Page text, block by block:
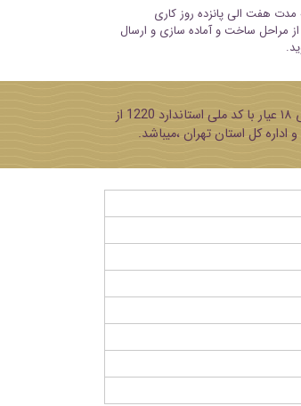
هفت الی پانزده روز کاری
مراحل ساخت و آماده سازی و ارسال
پایه تمامی محصولات طلای ۱۸ عیار با کد ملی استاندارد 1220 از
اداره کل استان تهران ،میباشد.